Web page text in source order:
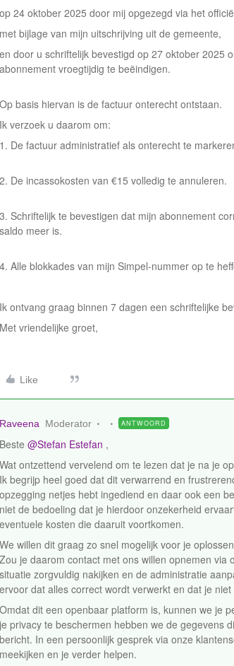
op 24 oktober 2025 door mij opgezegd via het
met bijlage van mijn uitschrijving uit de gemeente,
en door u schriftelijk bevestigd op 27 oktober 2025
abonnement vroegtijdig te beëindigen.
Op basis hiervan is de factuur onterecht ontstaan.
Ik verzoek u daarom om:
1. De factuur administratief als onterecht te
2. De incassokosten van €15 volledig te annuleren.
3. Schriftelijk te bevestigen dat mijn abonnement
saldo meer is.
4. Alle blokkades van mijn Simpel-nummer op te
Ik ontvang graag binnen 7 dagen een schriftelijke
Met vriendelijke groet,
Like
Raveena Moderator ANTWOORD
Beste ​ @Stefan Estefan ,
Wat ontzettend vervelend om te lezen dat je na je
Ik begrijp heel goed dat dit verwarrend en
opzegging netjes hebt ingediend en daar ook een
niet de bedoeling dat je hierdoor onzekerheid
eventuele kosten die daaruit voortkomen.
We willen dit graag zo snel mogelijk voor je
Zou je daarom contact met ons willen opnemen via
situatie zorgvuldig nakijken en de administratie
ervoor dat alles correct wordt verwerkt en dat je
Omdat dit een openbaar platform is, kunnen we je
je privacy te beschermen hebben we de gegevens
bericht. In een persoonlijk gesprek via onze
meekijken en je verder helpen.